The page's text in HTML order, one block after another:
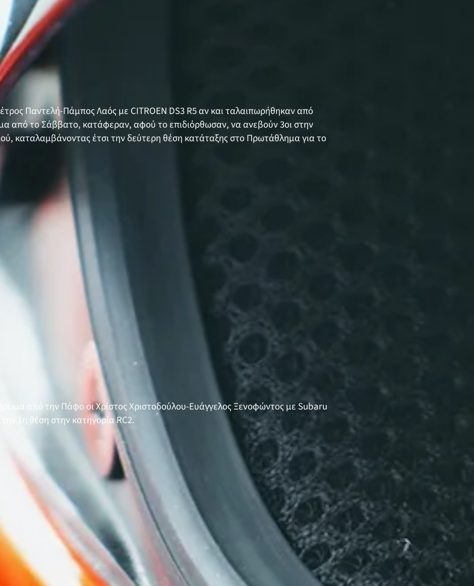
Παντελή-Πάμπος Λαός με CITROEN DS3 R5 αν και ταλαιπωρήθηκαν από
από το Σάββατο, κατάφεραν, αφού το επιδιόρθωσαν, να ανεβούν 3οι στην
καταλαμβάνοντας έτσι την δεύτερη θέση κατάταξης στο Πρωτάθλημα για το
από την Πάφο οι Χρίστος Χριστοδούλου-Ευάγγελος Ξενοφώντος με Subaru
1η θέση στην κατηγορία RC2.